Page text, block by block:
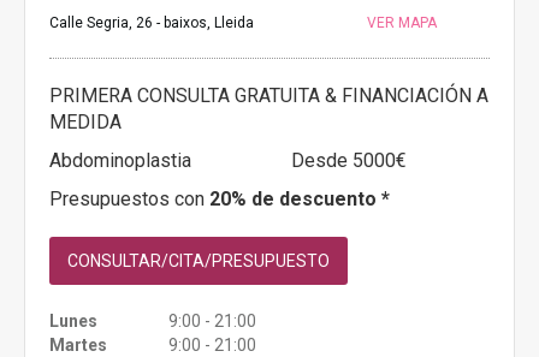
Calle Segria, 26 - baixos, Lleida VER MAPA
PRIMERA CONSULTA GRATUITA & FINANCIACIÓN A
MEDIDA
Abdominoplastia
Desde 5000€
Presupuestos con 20% de descuento *
CONSULTAR/CITA/PRESUPUESTO
Lunes
9:00 - 21:00
Martes
9:00 - 21:00